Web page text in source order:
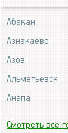
Абакан
Азнакаево
Азов
Альметьевск
Анапа
Смотреть все